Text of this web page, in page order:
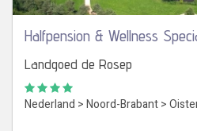
Halfpension & Wellness
Landgoed de Rosep
Nederland >Noord-Brabant>